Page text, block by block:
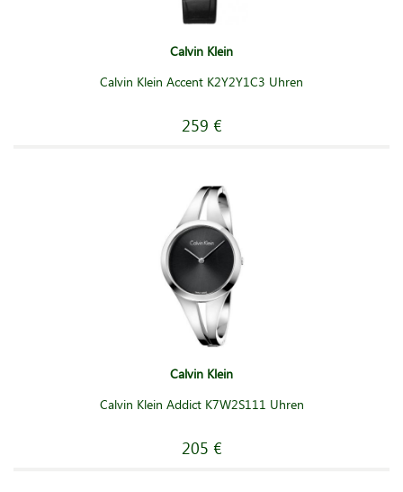
Calvin Klein
Calvin Klein Accent K2Y2Y1C3 Uhren
259 €
Calvin Klein
Calvin Klein Addict K7W2S111 Uhren
205 €